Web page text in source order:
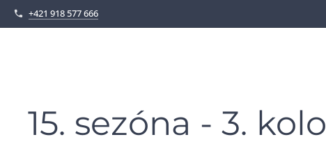
+421 918 577 666
15. sezóna - 3. kolo